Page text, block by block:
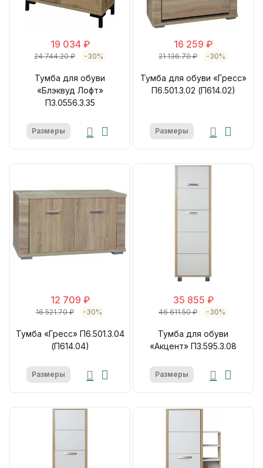
19 034 ₽
24 744.20 ₽ -30%
Тумба для обуви
«Блэквуд Лофт»
П3.0556.3.35
Размеры
16 259 ₽
21 136.70 ₽ -30%
Тумба для обуви «Гресс»
П6.501.3.02 (П614.02)
Размеры
12 709 ₽
16 521.70 ₽ -30%
Тумба «Гресс» П6.501.3.04
(П614.04)
Размеры
35 855 ₽
46 611.50 ₽ -30%
Тумба для обуви
«Акцент» П3.595.3.08
Размеры